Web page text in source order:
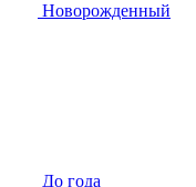
Новорожденный
До года